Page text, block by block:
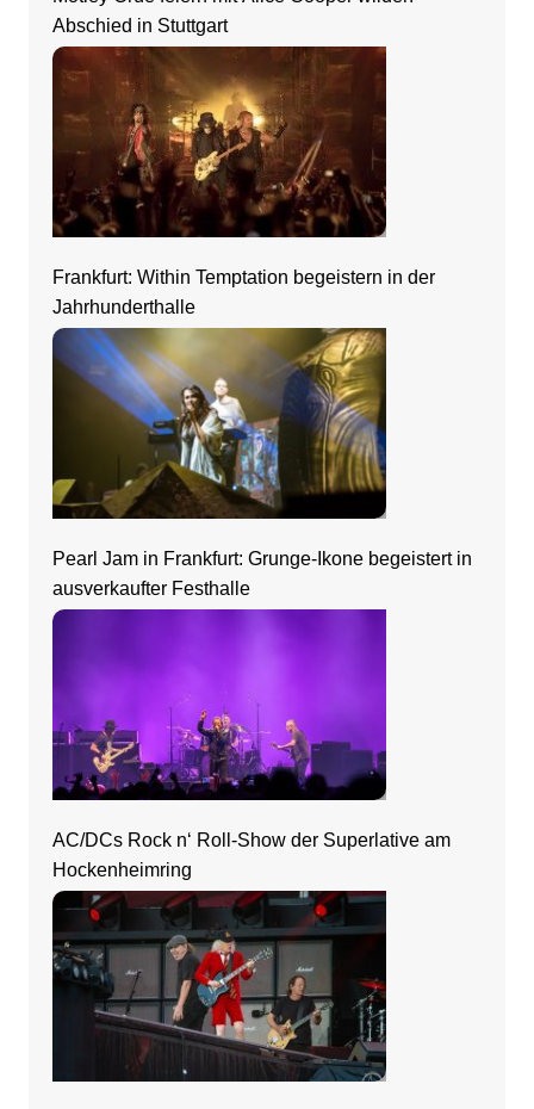
Abschied in Stuttgart
Frankfurt: Within Temptation begeistern in der
Jahrhunderthalle
Pearl Jam in Frankfurt: Grunge-Ikone begeistert in
ausverkaufter Festhalle
AC/DCs Rock n‘ Roll-Show der Superlative am
Hockenheimring